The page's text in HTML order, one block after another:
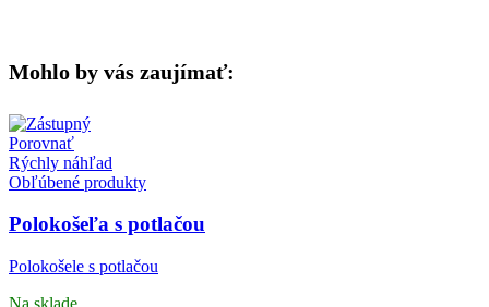
Mohlo by vás zaujímať:
Porovnať
Rýchly náhľad
Obľúbené produkty
Polokošeľa s potlačou
Polokošele s potlačou